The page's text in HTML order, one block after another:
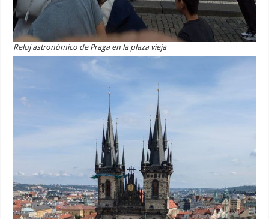
Reloj astronómico de Praga en la plaza vieja